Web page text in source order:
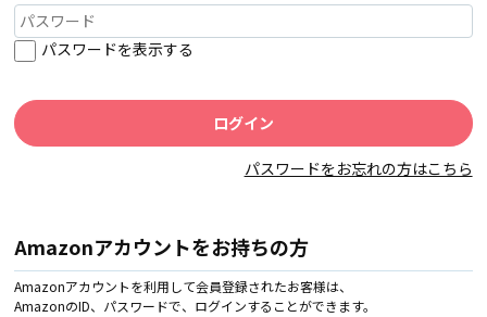
パスワードを表示する
パスワードをお忘れの方はこちら
Amazonアカウントをお持ちの方
Amazonアカウントを利用して会員登録されたお客様は、
AmazonのID、パスワードで、ログインすることができます。